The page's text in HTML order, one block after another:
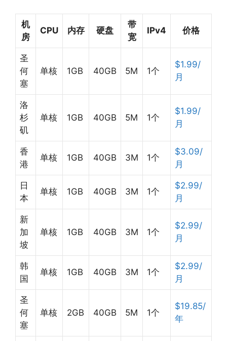
机
房
CPU 内存 硬盘
带
宽
IPv4 价格
圣
何
塞
单核 1GB 40GB 5M 1个
$1.99/
月
洛
杉
矶
单核 1GB 40GB 5M 1个
$1.99/
月
香
港
单核 1GB 40GB 3M 1个
$3.09/
月
日
本
单核 1GB 40GB 3M 1个
$2.99/
月
新
加
坡
单核 1GB 40GB 3M 1个
$2.99/
月
韩
国
单核 1GB 40GB 3M 1个
$2.99/
月
圣
何
塞
单核 2GB 40GB 5M 1个
$19.85/
年